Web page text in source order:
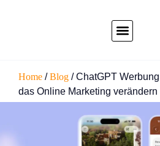
Home /Blog /ChatGPT
das Online Marketing verändern